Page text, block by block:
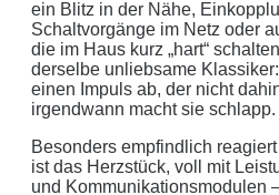
ein Blitz in der Nähe,
Schaltvorgänge im Netz oder
die im Haus kurz „hart“
derselbe unliebsame
einen Impuls ab, der nicht
irgendwann macht sie schlapp.
Besonders empfindlich
ist das Herzstück, voll mit
und Kommunikationsmodulen